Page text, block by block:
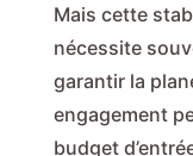
Mais cette
nécessite
garantir la
engagement
budget